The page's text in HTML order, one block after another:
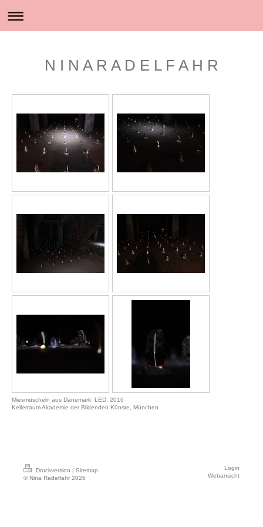
N I N A R A D E L F A H R
Miesmuscheln aus Dänemark. LED. 2016
Kellerraum Akademie der Bildenden Künste, München
Druckversion | Sitemap
© Nina Radelfahr 2026
Login
Webansicht